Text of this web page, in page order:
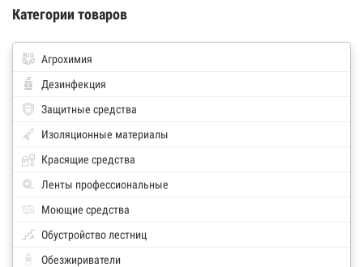
Категории товаров
Агрохимия
Дезинфекция
Защитные средства
Изоляционные материалы
Красящие средства
Ленты профессиональные
Моющие средства
Обустройство лестниц
Обезжириватели